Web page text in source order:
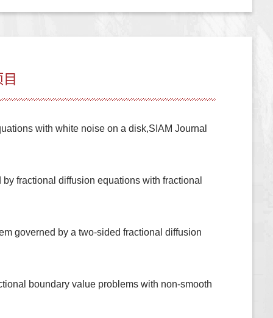
with white noise on a disk,SIAM Journal
fractional diffusion equations with fractional
governed by a two-sided fractional diffusion
boundary value problems with non-smooth